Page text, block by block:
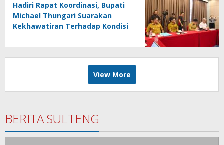
Hadiri Rapat Koordinasi, Bupati
Michael Thungari Suarakan
Kekhawatiran Terhadap Kondisi
View More
BERITA SULTENG